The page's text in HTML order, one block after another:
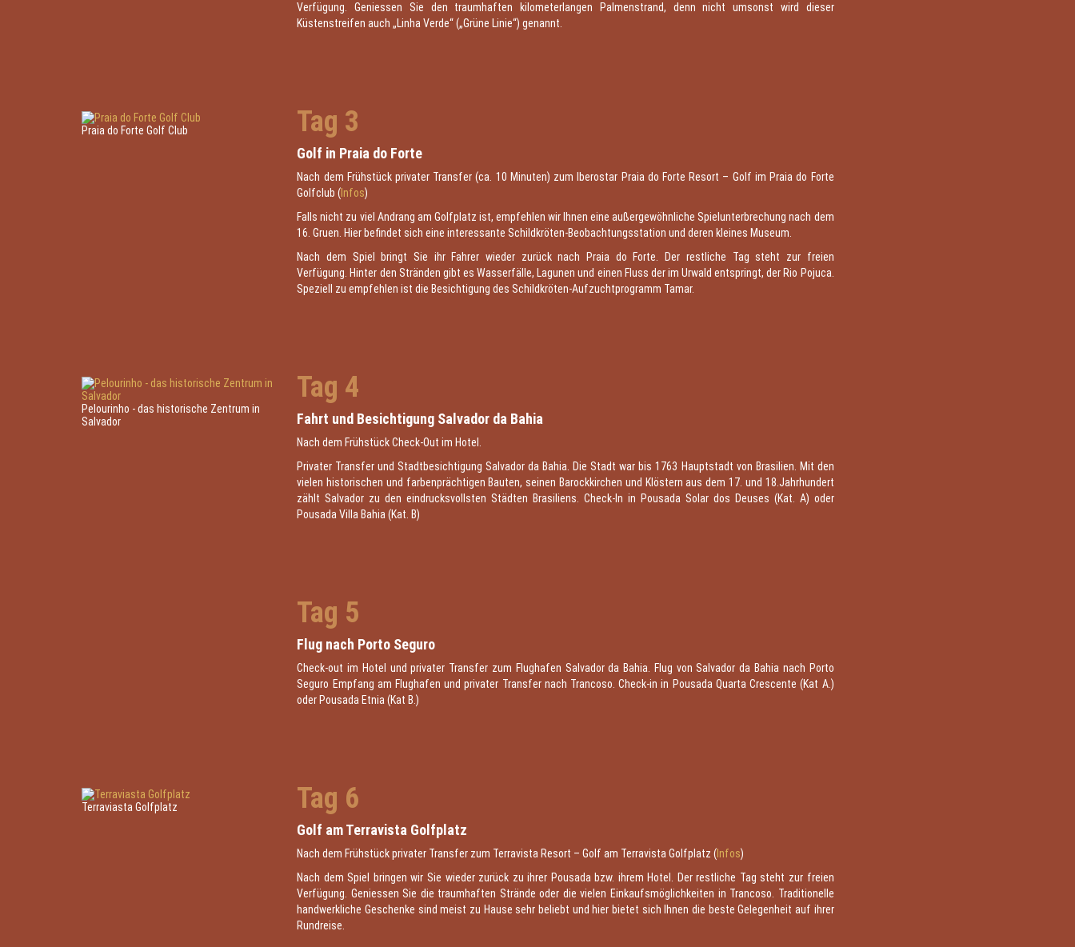
Verfügung. Geniessen Sie den traumhaften kilometerlangen Palmenstrand, denn nicht umsonst wird dieser
Küstenstreifen auch „Linha Verde“ („Grüne Linie“) genannt.
Praia do Forte Golf Club Tag 3
Golf in Praia do Forte
Nach dem Frühstück privater Transfer (ca. 10 Minuten) zum Iberostar Praia do Forte Resort – Golf im Praia do Forte
Golfclub ( Infos)
Falls nicht zu viel Andrang am Golfplatz ist, empfehlen wir Ihnen eine außergewöhnliche Spielunterbrechung nach dem
16. Gruen. Hier befindet sich eine interessante Schildkröten-Beobachtungsstation und deren kleines Museum.
Nach dem Spiel bringt Sie ihr Fahrer wieder zurück nach Praia do Forte. Der restliche Tag steht zur freien
Verfügung. Hinter den Stränden gibt es Wasserfälle, Lagunen und einen Fluss der im Urwald entspringt, der Rio Pojuca.
Speziell zu empfehlen ist die Besichtigung des Schildkröten-Aufzuchtprogramm Tamar.
Pelourinho - das historische Zentrum in
Salvador
Tag 4
Fahrt und Besichtigung Salvador da Bahia
Nach dem Frühstück Check-Out im Hotel.
Privater Transfer und Stadtbesichtigung Salvador da Bahia. Die Stadt war bis 1763 Hauptstadt von Brasilien. Mit den
vielen historischen und farbenprächtigen Bauten, seinen Barockkirchen und Klöstern aus dem 17. und 18.Jahrhundert
zählt Salvador zu den eindrucksvollsten Städten Brasiliens. Check-In in Pousada Solar dos Deuses (Kat. A) oder
Pousada Villa Bahia (Kat. B)
Tag 5
Flug nach Porto Seguro
Check-out im Hotel und privater Transfer zum Flughafen Salvador da Bahia. Flug von Salvador da Bahia nach Porto
Seguro Empfang am Flughafen und privater Transfer nach Trancoso. Check-in in Pousada Quarta Crescente (Kat A.)
oder Pousada Etnia (Kat B.)
Terraviasta Golfplatz Tag 6
Golf am Terravista Golfplatz
Nach dem Frühstück privater Transfer zum Terravista Resort – Golf am Terravista Golfplatz ( Infos)
Nach dem Spiel bringen wir Sie wieder zurück zu ihrer Pousada bzw. ihrem Hotel. Der restliche Tag steht zur freien
Verfügung. Geniessen Sie die traumhaften Strände oder die vielen Einkaufsmöglichkeiten in Trancoso. Traditionelle
handwerkliche Geschenke sind meist zu Hause sehr beliebt und hier bietet sich Ihnen die beste Gelegenheit auf ihrer
Rundreise.